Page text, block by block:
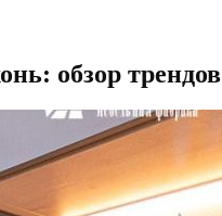
обзор трендов